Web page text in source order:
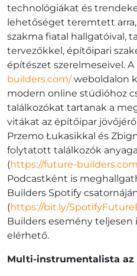
technológiákat és
lehetőséget teremtett
szakma fiatal hallgatóival,
tervezőkkel, építőipari
építészet szerelmeseivel. A
builders.com/weboldalon
modern online stúdióhoz
találkozókat tartanak a
vitákat az építőipar
Przemo Łukasikkal és
folytatott találkozók
(https://future-
Podcastként is
Builders Spotify
(https://bit.ly/
Builders esemény teljesen
elérhető.
Multi-instrumentalista